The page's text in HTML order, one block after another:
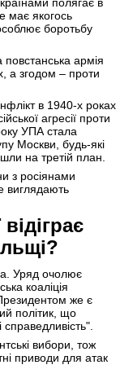
має якогось
боротьбу
армія
а згодом – проти
в 1940-х роках
агресії проти
УПА стала
Москви, будь-які
на третій план.
з росіянами
виглядають
Уряд очолює
коаліція
же є
політик, що
вибори, тож
приводи для атак